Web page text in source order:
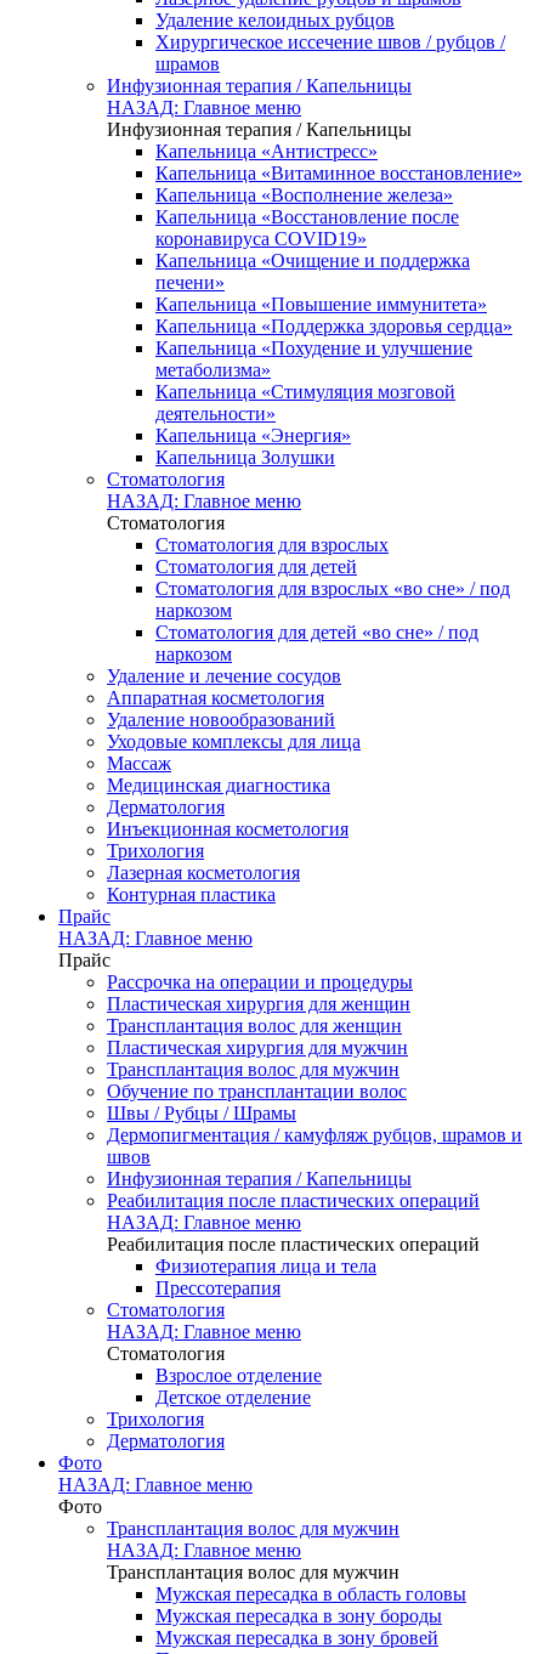
Удаление келоидных рубцов
Хирургическое иссечение швов / рубцов /
шрамов
Инфузионная терапия / Капельницы
НАЗАД: Главное меню
Инфузионная терапия / Капельницы
Капельница «Антистресс»
Капельница «Витаминное восстановление»
Капельница «Восполнение железа»
Капельница «Восстановление после
коронавируса COVID19»
Капельница «Очищение и поддержка
печени»
Капельница «Повышение иммунитета»
Капельница «Поддержка здоровья сердца»
Капельница «Похудение и улучшение
метаболизма»
Капельница «Стимуляция мозговой
деятельности»
Капельница «Энергия»
Капельница Золушки
Стоматология
НАЗАД: Главное меню
Стоматология
Стоматология для взрослых
Стоматология для детей
Стоматология для взрослых «во сне» / под
наркозом
Стоматология для детей «во сне» / под
наркозом
Удаление и лечение сосудов
Аппаратная косметология
Удаление новообразований
Уходовые комплексы для лица
Массаж
Медицинская диагностика
Дерматология
Инъекционная косметология
Трихология
Лазерная косметология
Контурная пластика
Прайс
НАЗАД: Главное меню
Прайс
Рассрочка на операции и процедуры
Пластическая хирургия для женщин
Трансплантация волос для женщин
Пластическая хирургия для мужчин
Трансплантация волос для мужчин
Обучение по трансплантации волос
Швы / Рубцы / Шрамы
Дермопигментация / камуфляж рубцов, шрамов и
швов
Инфузионная терапия / Капельницы
Реабилитация после пластических операций
НАЗАД: Главное меню
Реабилитация после пластических операций
Физиотерапия лица и тела
Прессотерапия
Стоматология
НАЗАД: Главное меню
Стоматология
Взрослое отделение
Детское отделение
Трихология
Дерматология
Фото
НАЗАД: Главное меню
Фото
Трансплантация волос для мужчин
НАЗАД: Главное меню
Трансплантация волос для мужчин
Мужская пересадка в область головы
Мужская пересадка в зону бороды
Мужская пересадка в зону бровей